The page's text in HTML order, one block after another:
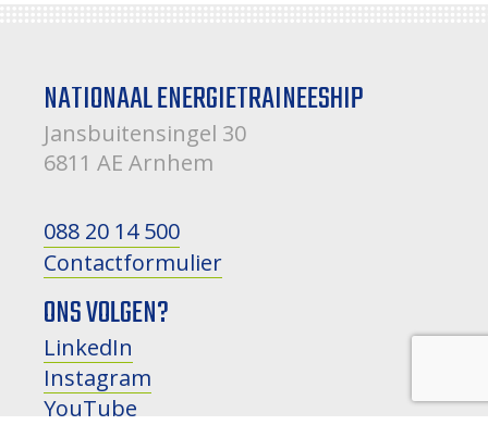
NATIONAAL ENERGIETRAINEESHIP
Jansbuitensingel 30
6811 AE Arnhem
088 20 14 500
Contactformulier
ONS VOLGEN?
LinkedIn
Instagram
YouTube